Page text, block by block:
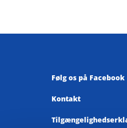
Følg os på
Kontakt